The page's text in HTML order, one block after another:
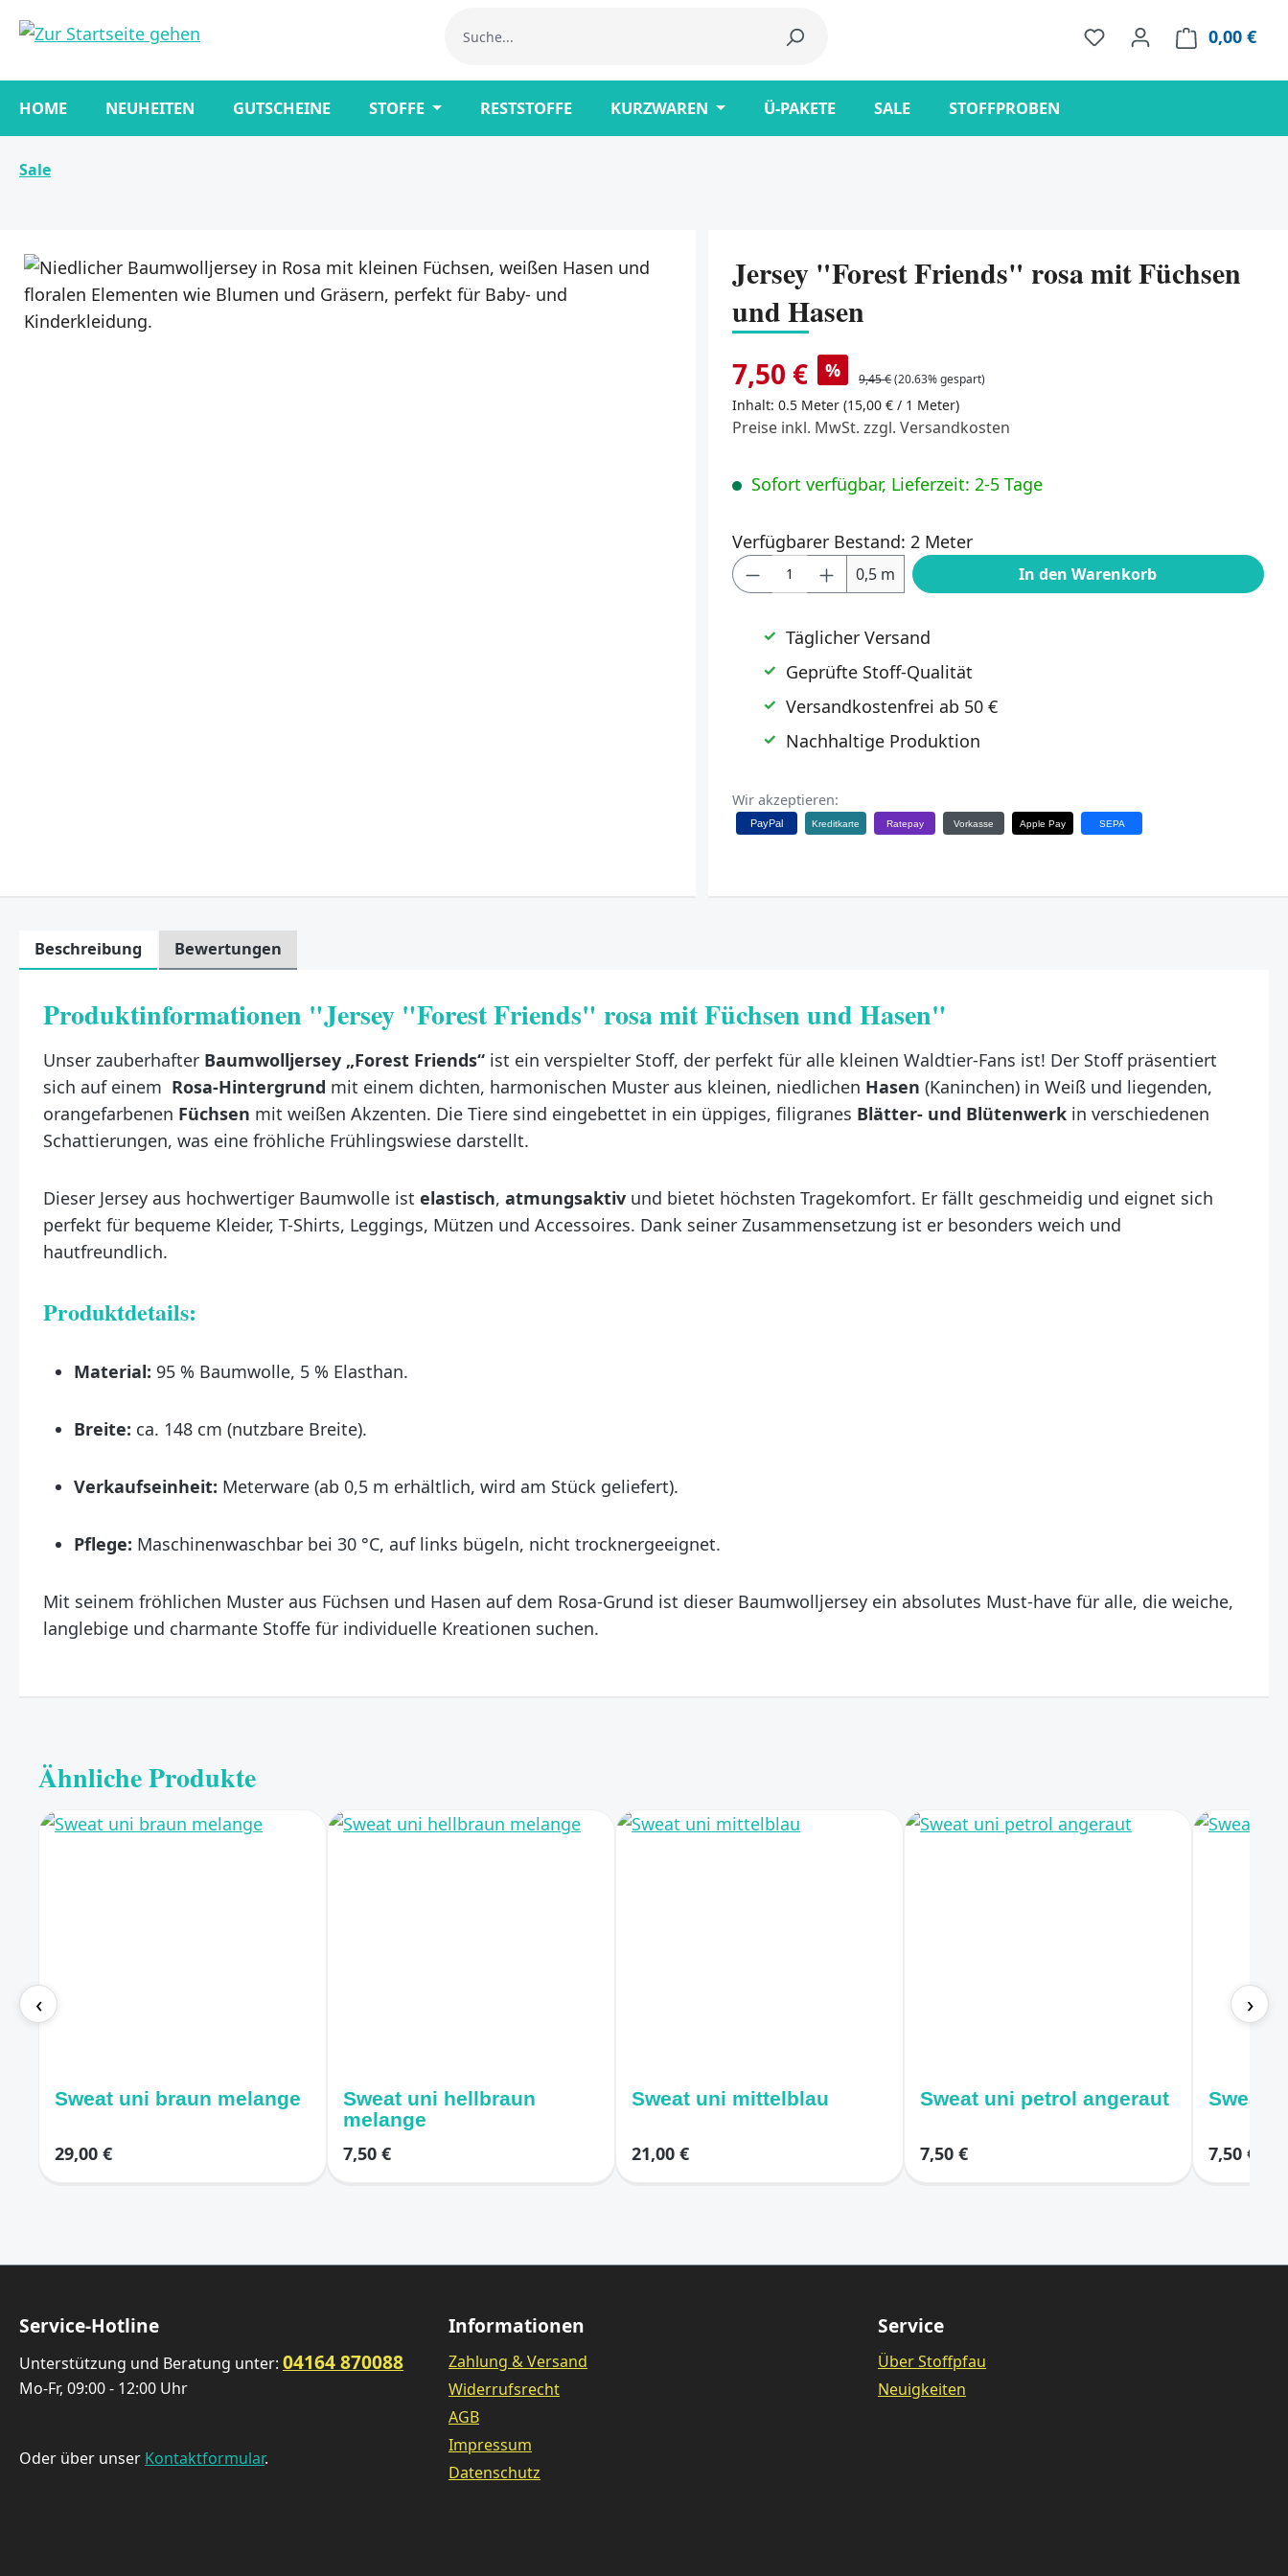
Zur Hauptnavigation springen
0,00 €
HOME NEUHEITEN GUTSCHEINE STOFFE RESTSTOFFE KURZWAREN Ü-PAKETE SALE STOFFPROBEN
Sale
Bildergalerie überspringen
Jersey "Forest Friends" rosa mit Füchsen
und Hasen
7,50 € % 9,45 €(20.63% gespart)
Inhalt:0.5 Meter(15,00 € / 1 Meter)
Preise inkl. MwSt. zzgl. Versandkosten
Sofort verfügbar, Lieferzeit: 2-5 Tage
Verfügbarer Bestand: 2 Meter
Produkt Anzahl: Gib den gewünschten Wert ein
0,5 m In den Warenkorb
Täglicher Versand
Geprüfte Stoff-Qualität
Versandkostenfrei ab 50 €
Nachhaltige Produktion
Wir akzeptieren:
PayPal Kreditkarte Ratepay Vorkasse Apple Pay SEPA
Beschreibung Bewertungen
Produktinformationen "Jersey "Forest Friends" rosa mit Füchsen und Hasen"
Unser zauberhafter Baumwolljersey „Forest Friends“ ist ein verspielter Stoff, der perfekt für alle kleinen Waldtier-Fans ist! Der Stoff präsentiert
sich auf einem Rosa-Hintergrund mit einem dichten, harmonischen Muster aus kleinen, niedlichen Hasen (Kaninchen) in Weiß und liegenden,
orangefarbenen Füchsen mit weißen Akzenten. Die Tiere sind eingebettet in ein üppiges, filigranes Blätter- und Blütenwerk in verschiedenen
Schattierungen, was eine fröhliche Frühlingswiese darstellt.
Dieser Jersey aus hochwertiger Baumwolle ist elastisch, atmungsaktiv und bietet höchsten Tragekomfort. Er fällt geschmeidig und eignet sich
perfekt für bequeme Kleider, T-Shirts, Leggings, Mützen und Accessoires. Dank seiner Zusammensetzung ist er besonders weich und
hautfreundlich.
Produktdetails:
Material: 95 % Baumwolle, 5 % Elasthan.
Breite: ca. 148 cm (nutzbare Breite).
Verkaufseinheit: Meterware (ab 0,5 m erhältlich, wird am Stück geliefert).
Pflege: Maschinenwaschbar bei 30 °C, auf links bügeln, nicht trocknergeeignet.
Mit seinem fröhlichen Muster aus Füchsen und Hasen auf dem Rosa-Grund ist dieser Baumwolljersey ein absolutes Must-have für alle, die weiche,
langlebige und charmante Stoffe für individuelle Kreationen suchen.
Ähnliche Produkte
‹
Sweat uni braun melange
29,00 €
Sweat uni hellbraun
melange
7,50 €
Sweat uni mittelblau
21,00 €
Sweat uni petrol angeraut
7,50 €
Sweat
7,50 €
›
Service-Hotline
Unterstützung und Beratung unter: 04164 870088
Mo-Fr, 09:00 - 12:00 Uhr
Oder über unser Kontaktformular.
Informationen
Zahlung & Versand
Widerrufsrecht
AGB
Impressum
Datenschutz
Service
Über Stoffpfau
Neuigkeiten